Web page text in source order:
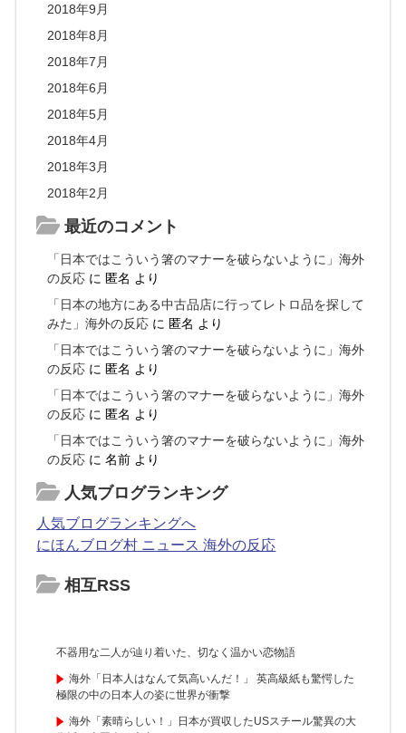
2018年9月
2018年8月
2018年7月
2018年6月
2018年5月
2018年4月
2018年3月
2018年2月
最近のコメント
「日本ではこういう箸のマナーを破らないように」海外
の反応 に匿名 より
「日本の地方にある中古品店に行ってレトロ品を探して
みた」海外の反応 に匿名 より
「日本ではこういう箸のマナーを破らないように」海外
の反応 に匿名 より
「日本ではこういう箸のマナーを破らないように」海外
の反応 に匿名 より
「日本ではこういう箸のマナーを破らないように」海外
の反応 に名前 より
人気ブログランキング
人気ブログランキングへ
にほんブログ村 ニュース 海外の反応
相互RSS
不器用な二人が辿り着いた、切なく温かい恋物語
海外「日本人はなんて気高いんだ！」 英高級紙も驚愕した
極限の中の日本人の姿に世界が衝撃
海外「素晴らしい！」日本が買収したUSスチール驚異の大